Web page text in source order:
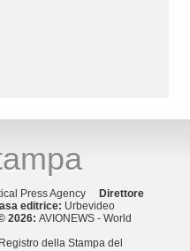
Press Agency Direttore
editrice: Urbevideo
2026: AVIONEWS - World
della Stampa del